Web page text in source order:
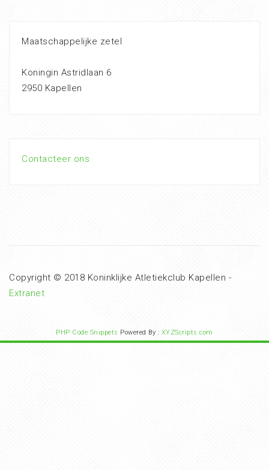
Maatschappelijke zetel
Koningin Astridlaan 6
2950 Kapellen
Contacteer ons
Copyright © 2018 Koninklijke Atletiekclub Kapellen -
Extranet
PHP Code Snippets Powered By : XYZScripts.com